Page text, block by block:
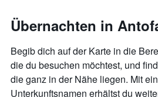
Das
hat
Y-
Achse,
die
Übernachten in
Begib dich auf der Karte in die
die du besuchen möchtest, und
die ganz in der Nähe liegen. Mit
Unterkunftsnamen erhältst du